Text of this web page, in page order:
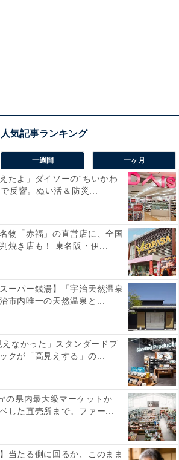
一週間 一ヶ月
たよ」ダイソーの“ちいかわ
反響。ぬい活＆防災...
物「赤福」の直営店に、全国
焼き店も！ 東名阪・伊...
ーパー銭湯】「宇治天然温泉
市内唯一の天然温泉と...
えなかった」スタンダードプ
クが「高見えする」の...
の県内最大級マーケットか
した直売所まで。ファー...
当たる側に回るか、このまま